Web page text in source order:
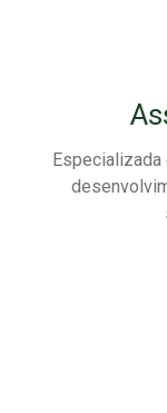
Especializada